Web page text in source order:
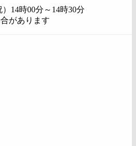
14時00分～14時30分
があります